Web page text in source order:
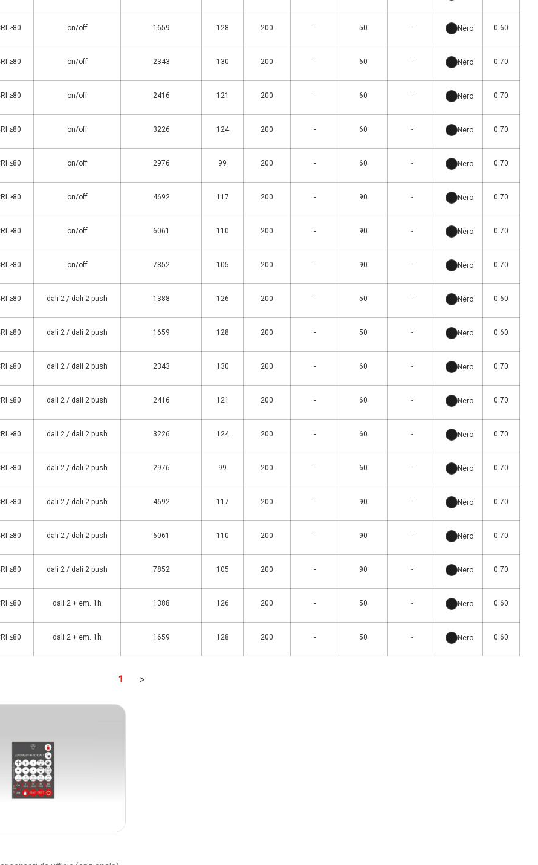
≥80 on/off 1659 128 200 - 50 - Nero 0.60
≥80 on/off 2343 130 200 - 60 - Nero 0.70
≥80 on/off 2416 121 200 - 60 - Nero 0.70
≥80 on/off 3226 124 200 - 60 - Nero 0.70
≥80 on/off 2976 99 200 - 60 - Nero 0.70
≥80 on/off 4692 117 200 - 90 - Nero 0.70
≥80 on/off 6061 110 200 - 90 - Nero 0.70
≥80 on/off 7852 105 200 - 90 - Nero 0.70
≥80 dali 2 / dali 2 push 1388 126 200 - 50 - Nero 0.60
≥80 dali 2 / dali 2 push 1659 128 200 - 50 - Nero 0.60
≥80 dali 2 / dali 2 push 2343 130 200 - 60 - Nero 0.70
≥80 dali 2 / dali 2 push 2416 121 200 - 60 - Nero 0.70
≥80 dali 2 / dali 2 push 3226 124 200 - 60 - Nero 0.70
≥80 dali 2 / dali 2 push 2976 99 200 - 60 - Nero 0.70
≥80 dali 2 / dali 2 push 4692 117 200 - 90 - Nero 0.70
≥80 dali 2 / dali 2 push 6061 110 200 - 90 - Nero 0.70
≥80 dali 2 / dali 2 push 7852 105 200 - 90 - Nero 0.70
≥80 dali 2 + em. 1h 1388 126 200 - 50 - Nero 0.60
≥80 dali 2 + em. 1h 1659 128 200 - 50 - Nero 0.60
1 >